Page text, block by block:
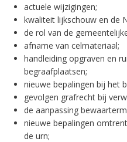
actuele wijzigingen;
kwaliteit lijkschouw en de
de rol van de
afname van celmateriaal;
handleiding opgraven en
begraafplaatsen;
nieuwe bepalingen bij het
gevolgen grafrecht bij
de aanpassing
nieuwe bepalingen
de urn;